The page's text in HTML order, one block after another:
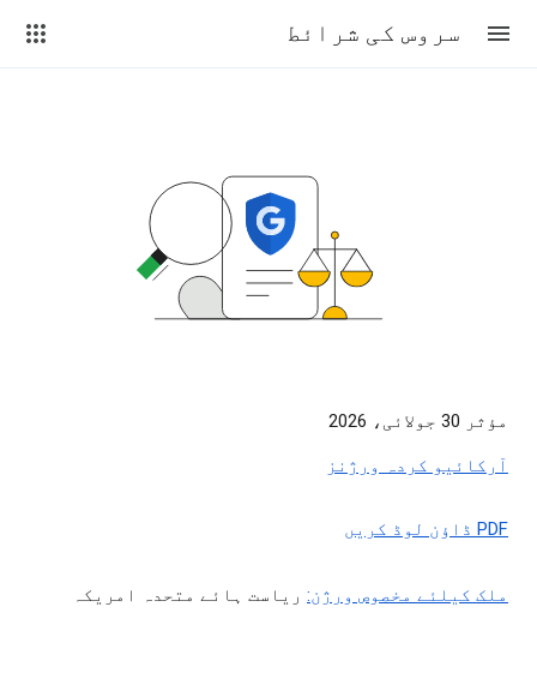
سروس کی شرائط
مؤثر 30 جولائی، 2026
آرکائیو کردہ ورژنز
PDF ڈاؤن لوڈ کریں
ملک کیلئے مخصوص ورژن: ریاست ہائے متحدہ امریکہ